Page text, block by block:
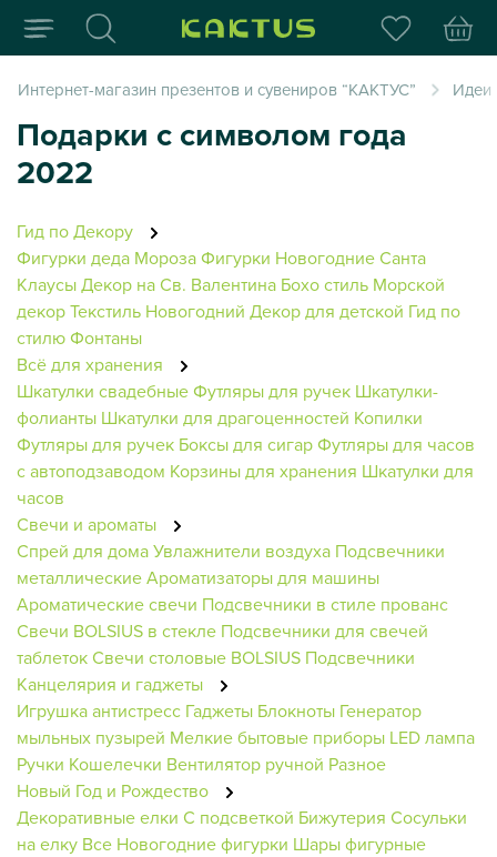
Интернет-магазин
Интернет-магазин презентов и сувениров “КАКТУС” Идеи
Подарки с символом года
2022
Гид по Декору
Фигурки деда МорозаФигурки НовогодниеСанта
КлаусыДекор на Св. Валентина Бохо стиль Морской
декорТекстиль Новогодний Декор для детской Гид по
стилюФонтаны
Всё для хранения
Шкатулки свадебныеФутляры для ручек Шкатулки-
фолианты Шкатулки для драгоценностей Копилки
Футляры для ручек Боксы для сигарФутляры для часов
с автоподзаводом Корзины для хранения Шкатулки для
часов
Свечи и ароматы
Спрей для домаУвлажнители воздуха Подсвечники
металлическиеАроматизаторы для машины
Ароматические свечи Подсвечники в стиле прованс
Свечи BOLSIUS в стекле Подсвечники для свечей
таблетокСвечи столовые BOLSIUS Подсвечники
Канцелярия и гаджеты
Игрушка антистресс Гаджеты Блокноты Генератор
мыльных пузырей Мелкие бытовые приборы LED лампа
Ручки Кошелечки Вентилятор ручной Разное
Новый Год и Рождество
Декоративные елки С подсветкой Бижутерия Сосульки
на елку Все Новогодние фигурки Шары фигурные